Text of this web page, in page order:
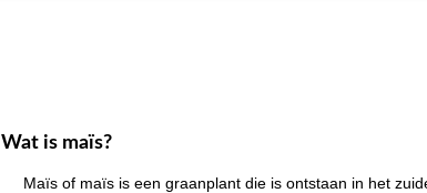
Wat is maïs?
Maïs of maïs is een graanplant die is ontstaan ​​in het